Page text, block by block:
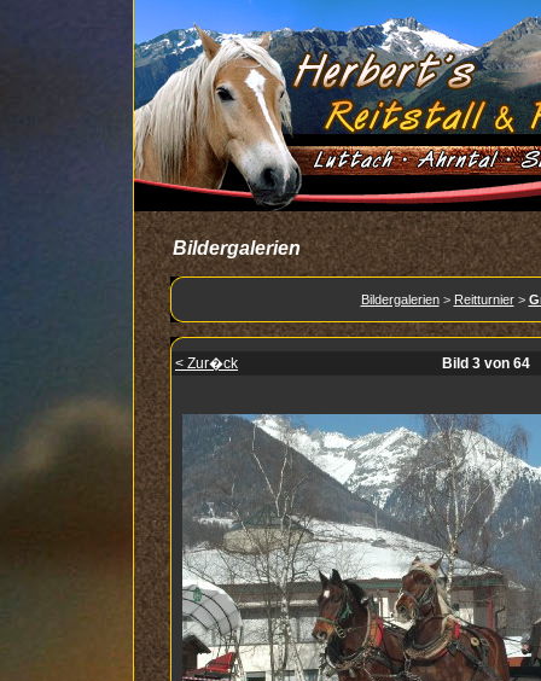
Bildergalerien
Bildergalerien> Reitturnier>
< Zur�ck Bild 3 von 64